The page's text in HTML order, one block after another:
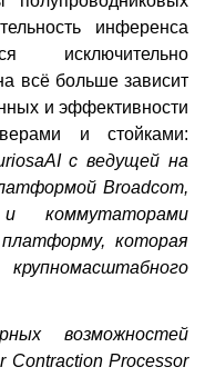
инференса
исключительно
всё больше зависит
и эффективности
и стойками:
с ведущей на
Broadcom,
коммутаторами
которая
возможностей
Contraction Processor